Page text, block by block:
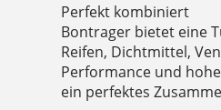
Perfekt kombiniert
Bontrager bietet eine
Reifen, Dichtmittel,
Performance und
ein perfektes